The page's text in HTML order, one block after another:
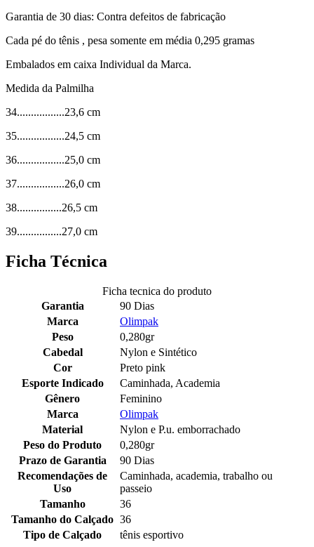
Garantia de 30 dias: Contra defeitos de fabricação
Cada pé do tênis , pesa somente em média 0,295 gramas
Embalados em caixa Individual da Marca.
Medida da Palmilha
34.................23,6 cm
35.................24,5 cm
36.................25,0 cm
37.................26,0 cm
38................26,5 cm
39................27,0 cm
Ficha Técnica
Ficha tecnica do produto
Garantia
90 Dias
Marca
Olimpak
Peso
0,280gr
Cabedal
Nylon e Sintético
Cor
Preto pink
Esporte Indicado
Caminhada, Academia
Gênero
Feminino
Marca
Olimpak
Material
Nylon e P.u. emborrachado
Peso do Produto
0,280gr
Prazo de Garantia
90 Dias
Recomendações de
Uso
Caminhada, academia, trabalho ou
passeio
Tamanho
36
Tamanho do Calçado 36
Tipo de Calçado
tênis esportivo